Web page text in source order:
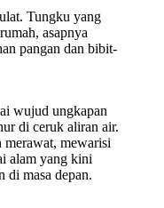
Tungku yang
asapnya
pangan dan bibit-
wujud ungkapan
di ceruk aliran air.
mewarisi
alam yang kini
di masa depan.